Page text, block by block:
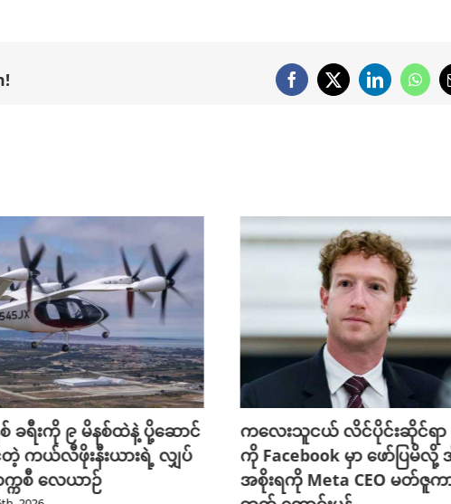
Facebook
X LinkedIn
ခရီးကို ၉ မိနစ်ထဲနဲ့ ပို့ဆောင်
တဲ့ ကယ်လီဖိုးနီးယားရဲ့ လျှပ်
ကစီ လေယာဉ်
ကလေးသူငယ် လိင်ပိုင်းဆိုင်ရာ
ကို Facebook မှာ ဖော်ပြမိလို့
အစိုးရကို Meta CEO မတ်ဇူက